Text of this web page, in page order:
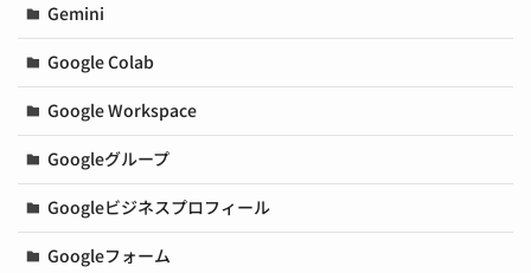
Gemini
Google Colab
Google Workspace
Googleグループ
Googleビジネスプロフィール
Googleフォーム